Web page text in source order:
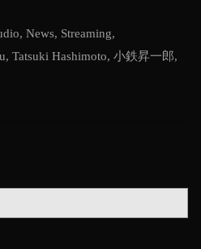
, News, Streaming,
, Tatsuki Hashimoto, 小鉄昇一郎,